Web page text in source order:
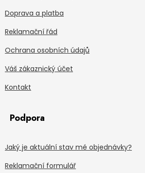
Doprava a platba
Reklamační řád
Ochrana osobních údajů
Váš zákaznický účet
Kontakt
Podpora
Jaký je aktuální stav mé objednávky?
Reklamační formulář